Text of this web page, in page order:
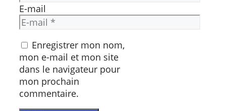
E-mail
Enregistrer mon nom,
mon e-mail et mon site
dans le navigateur pour
mon prochain
commentaire.